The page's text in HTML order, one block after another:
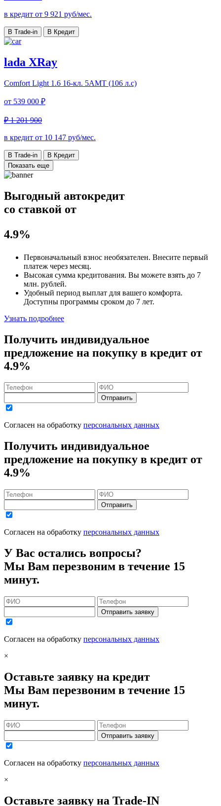
в кредит от 9 921 руб/мес.
В Trade-in В Кредит
lada XRay
Comfort Light 1.6 16-кл. 5АМТ (106 л.с)
от 539 000 ₽
₽ 1 201 900
в кредит от 10 147 руб/мес.
В Trade-in
В Кредит
Показать еще
Выгодный автокредит
со ставкой от
4.9%
Первоначальный взнос необязателен. Внесите первый
платеж через месяц.
Высокая сумма кредитования. Вы можете взять до 7
млн. рублей.
Удобный период выплат для вашего комфорта.
Доступны программы сроком до 7 лет.
Узнать подробнее
Получить индивидуальное
предложение на покупку в кредит от
4.9%
Отправить
Согласен на обработку персональных данных
Получить индивидуальное
предложение на покупку в кредит от
4.9%
Отправить
Согласен на обработку персональных данных
У Вас остались вопросы?
Мы Вам перезвоним в течение 15
минут.
Отправить заявку
Согласен на обработку персональных данных
×
Оставьте заявку на кредит
Мы Вам перезвоним в течение 15
минут.
Отправить заявку
Согласен на обработку персональных данных
×
Оставьте заявку на Trade-IN